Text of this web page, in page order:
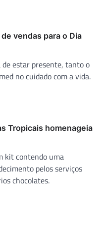
vendas para o Dia
estar presente, tanto o
no cuidado com a vida.
Tropicais homenageia
kit contendo uma
pelos serviços
chocolates.